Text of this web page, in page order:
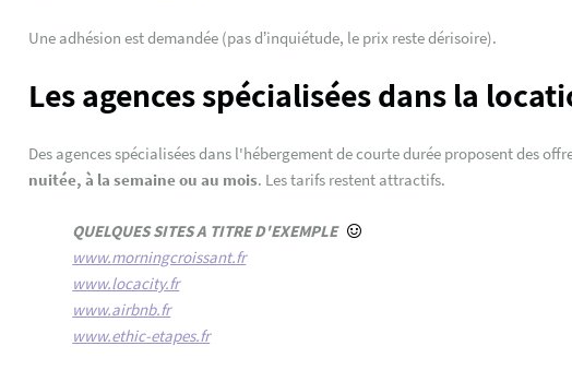
Une adhésion est demandée (pas d’inquiétude, le prix reste dérisoire).
Les agences spécialisées dans la
Des agences spécialisées dans l'hébergement de courte durée proposent des
nuitée, à la semaine ou au mois. Les tarifs restent attractifs.
QUELQUES SITES A TITRE D'EXEMPLE
www.morningcroissant.fr
www.locacity.fr
www.airbnb.fr
www.ethic-etapes.fr